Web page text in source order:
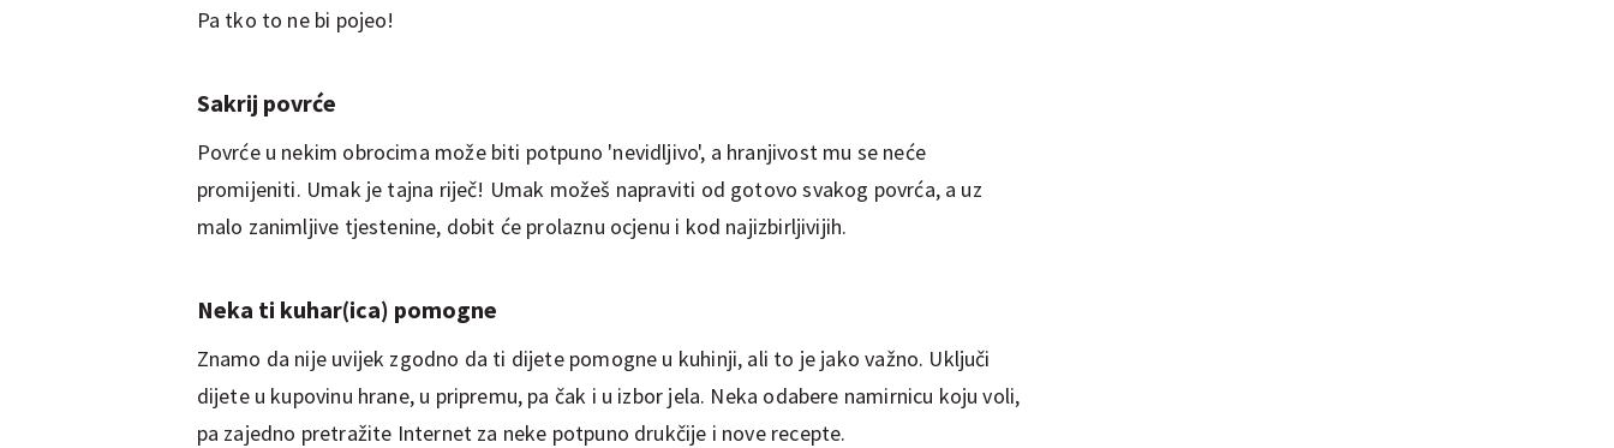
Pa tko to ne bi pojeo!
Sakrij povrće
Povrće u nekim obrocima može biti potpuno 'nevidljivo', a hranjivost mu se neće
promijeniti. Umak je tajna riječ! Umak možeš napraviti od gotovo svakog povrća, a uz
malo zanimljive tjestenine, dobit će prolaznu ocjenu i kod najizbirljivijih.
Neka ti kuhar(ica) pomogne
Znamo da nije uvijek zgodno da ti dijete pomogne u kuhinji, ali to je jako važno. Uključi
dijete u kupovinu hrane, u pripremu, pa čak i u izbor jela. Neka odabere namirnicu koju voli,
pa zajedno pretražite Internet za neke potpuno drukčije i nove recepte.